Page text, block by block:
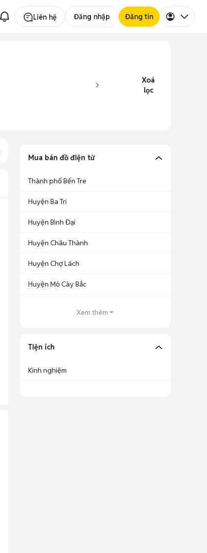
Liên hệ Đăng nhập Đăng tin
Xoá
lọc
Mua bán đồ điện tử
Thành phố Bến Tre
Huyện Ba Tri
Huyện Bình Đại
Huyện Châu Thành
Huyện Chợ Lách
Huyện Mỏ Cày Bắc
Xem thêm
Tiện ích
Kinh nghiệm